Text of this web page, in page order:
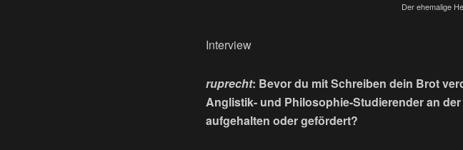
Der ehemalige
Interview
ruprecht: Bevor du mit Schreiben dein Brot
Anglistik- und Philosophie-Studierender an
aufgehalten oder gefördert?